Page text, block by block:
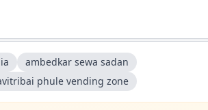
ambedkar sewa sadan
phule vending zone